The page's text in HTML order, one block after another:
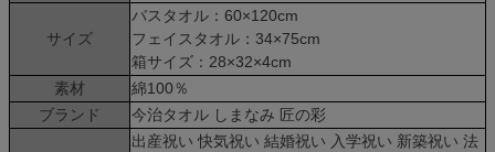
サイズ
バスタオル：60×120cm
フェイスタオル：34×75cm
箱サイズ：28×32×4cm
素材
綿100％
ブランド
今治タオル しまなみ 匠の彩
出産祝い 快気祝い 結婚祝い 入学祝い 新築祝い 法